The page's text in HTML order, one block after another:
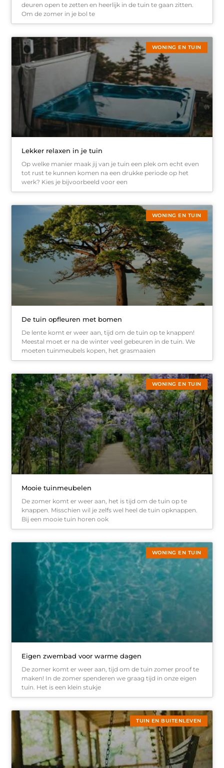
deuren open te zetten en heerlijk in de tuin te gaan zitten.
Om de zomer in je bol te
WONING EN TUIN
Lekker relaxen in je tuin
Op welke manier maak jij van je tuin een plek om echt even
tot rust te kunnen komen na een drukke periode op het
werk? Kies je bijvoorbeeld voor een
WONING EN TUIN
De tuin opfleuren met bomen
De lente komt er weer aan, tijd om de tuin op te knappen!
Meestal moet er na de winter veel gebeuren in de tuin. We
moeten tuinmeubels kopen, het grasmaaien
WONING EN TUIN
Mooie tuinmeubelen
De zomer komt er weer aan, het is tijd om de tuin op te
knappen. Misschien wil je zelfs wel heel de tuin opknappen.
Bij een mooie tuin horen ook
WONING EN TUIN
Eigen zwembad voor warme dagen
De zomer komt er weer aan, tijd om de tuin zomer proof te
maken! In de zomer spenderen we graag tijd in onze eigen
tuin. Het is een klein stukje
TUIN EN BUITENLEVEN